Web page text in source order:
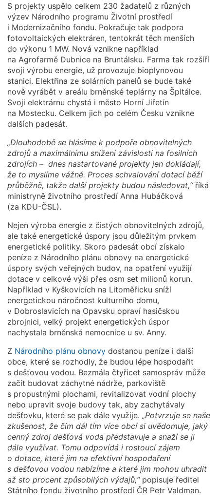
S projekty uspělo celkem 230 žadatelů z různých
výzev Národního programu Životní prostředí
i Modernizačního fondu. Pokračuje tak podpora
fotovoltaických elektráren, tentokrát těch menších
do výkonu 1 MW. Nová vznikne například
na Agrofarmě Dubnice na Bruntálsku. Farma tak rozšíří
svoji výrobu energie, už provozuje bioplynovou
stanici. Elektřina ze solárních panelů se bude také
nově vyrábět v areálu brněnské teplárny na Špitálce.
Svoji elektrárnu chystá i město Horní Jiřetín
na Mostecku. Celkem jich po celém Česku vznikne
dalších padesát.
„Dlouhodobě se hlásíme k podpoře obnovitelných
zdrojů a maximálnímu snížení závislosti na fosilních
zdrojích – dnes nastartované projekty jen dokládají,
že to myslíme vážně. Proces schvalování dotací běží
průběžně, takže další projekty budou následovat,“říká
ministryně životního prostředí Anna Hubáčková
(za KDU-ČSL).
Nejen výroba energie z čistých obnovitelných zdrojů,
ale také energetické úspory jsou důležitým prvkem
energetické politiky. Skoro padesát obcí získalo
peníze z Národního plánu obnovy na energetické
úspory svých veřejných budov, na opatření využijí
dotace v celkové výši přes osm set milionů korun.
Například v Kyškovicích na Litoměřicku sníží
energetickou náročnost kulturního domu,
v Dobroslavicích na Opavsku opraví hasičskou
zbrojnici, velký projekt energetických úspor
nachystala brněnská nemocnice u sv. Anny.
Z Národního plánu obnovy dostanou peníze i další
obce, které se rozhodly, že budou lépe hospodařit
s dešťovou vodou. Bezmála čtyřicet samospráv může
začít budovat záchytné nádrže, parkoviště
s propustnými plochami, revitalizovat vodní plochy
nebo upravit svoje budovy tak, aby zachytávaly
dešťovku, které se pak dále využije. „Potvrzuje se naše
zkušenost, že čím dál tím více obcí si uvědomuje, jaký
cenný zdroj dešťová voda představuje a snaží se ji
dále využívat. Tomu odpovídá i rostoucí zájem
o dotace, které jim na efektivní hospodaření
s dešťovou vodou nabízíme a které jim mohou uhradit
až sto procent způsobilých výdajů,“popisuje ředitel
Státního fondu životního prostředí ČR Petr Valdman.